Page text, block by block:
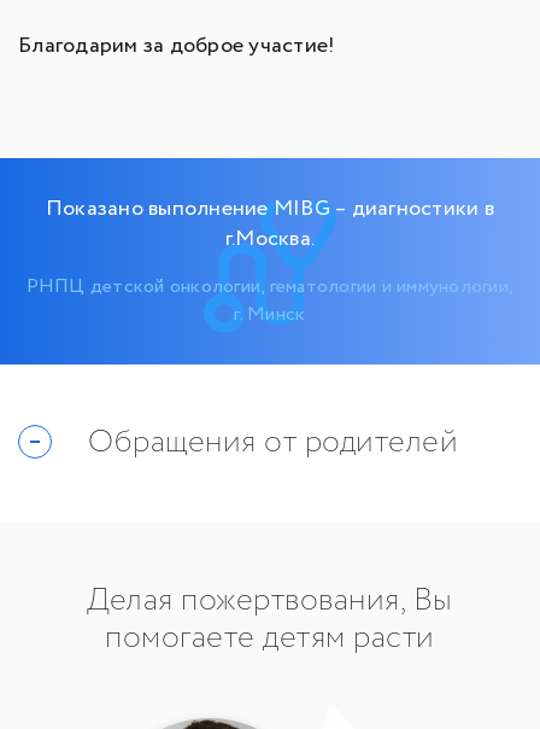
Благодарим за доброе участие!
Показано выполнение MIBG – диагностики в
г.Москва.
РНПЦ детской онкологии, гематологии и иммунологии,
г. Минск
Обращения от родителей
Делая пожертвования, Вы
помогаете детям расти